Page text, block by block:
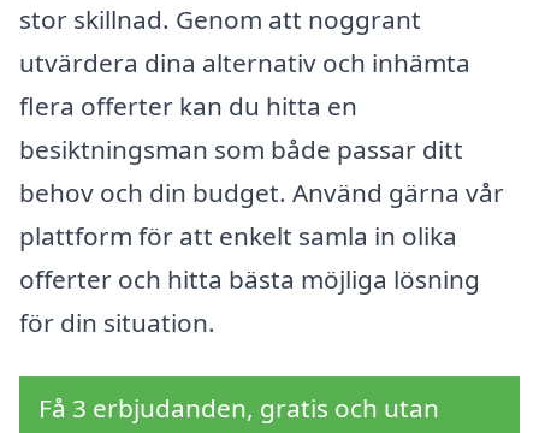
stor skillnad. Genom att noggrant
utvärdera dina alternativ och inhämta
flera offerter kan du hitta en
besiktningsman som både passar ditt
behov och din budget. Använd gärna vår
plattform för att enkelt samla in olika
offerter och hitta bästa möjliga lösning
för din situation.
Få 3 erbjudanden, gratis och utan